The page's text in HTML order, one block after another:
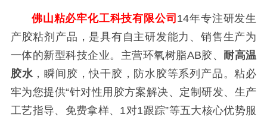
佛山粘必牢化工科技有限公司 14年专注研发生
产胶粘剂产品，是具有自主研发能力、销售生产为
一体的新型科技企业。主营环氧树脂AB胶、 耐高温
胶水 ，瞬间胶，快干胶，防水胶等系列产品。粘必
牢为您提供“针对性用胶方案解决、定制研发、生产
工艺指导、免费拿样、1对1跟踪”等五大核心优势服